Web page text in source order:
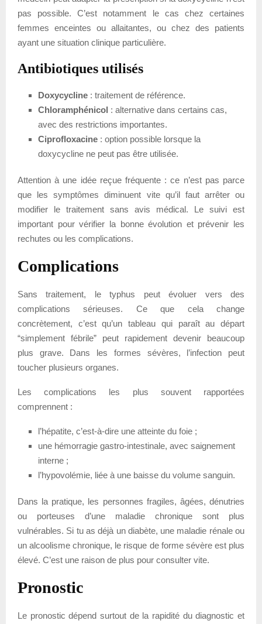
pas possible. C’est notamment le cas chez certaines
femmes enceintes ou allaitantes, ou chez des patients
ayant une situation clinique particulière.
Antibiotiques utilisés
Doxycycline : traitement de référence.
Chloramphénicol : alternative dans certains cas,
avec des restrictions importantes.
Ciprofloxacine : option possible lorsque la
doxycycline ne peut pas être utilisée.
Attention à une idée reçue fréquente : ce n’est pas parce
que les symptômes diminuent vite qu’il faut arrêter ou
modifier le traitement sans avis médical. Le suivi est
important pour vérifier la bonne évolution et prévenir les
rechutes ou les complications.
Complications
Sans traitement, le typhus peut évoluer vers des
complications sérieuses. Ce que cela change
concrètement, c’est qu’un tableau qui paraît au départ
“simplement fébrile” peut rapidement devenir beaucoup
plus grave. Dans les formes sévères, l’infection peut
toucher plusieurs organes.
Les complications les plus souvent rapportées
comprennent :
l’hépatite, c’est-à-dire une atteinte du foie ;
une hémorragie gastro-intestinale, avec saignement
interne ;
l’hypovolémie, liée à une baisse du volume sanguin.
Dans la pratique, les personnes fragiles, âgées, dénutries
ou porteuses d’une maladie chronique sont plus
vulnérables. Si tu as déjà un diabète, une maladie rénale ou
un alcoolisme chronique, le risque de forme sévère est plus
élevé. C’est une raison de plus pour consulter vite.
Pronostic
Le pronostic dépend surtout de la rapidité du diagnostic et